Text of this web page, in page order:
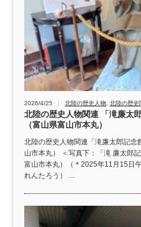
2026/4/25 北陸の歴史人物 北陸の歴史
北陸の歴史人物関連 「滝廉太
（富山県富山市本丸）
北陸の歴史人物関連「滝廉太郎記念
山市本丸） ＜写真下：「滝 廉太郎
富山市本丸）（＊2025年11月15日
れんたろう） …